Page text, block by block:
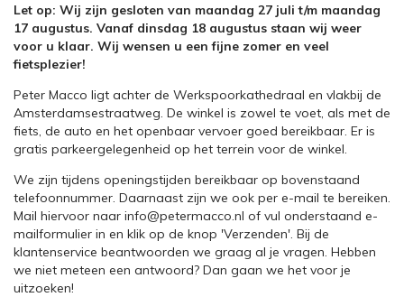
Let op: Wij zijn gesloten van maandag 27 juli t/m maandag
17 augustus. Vanaf dinsdag 18 augustus staan wij weer
voor u klaar. Wij wensen u een fijne zomer en veel
fietsplezier!
Peter Macco ligt achter de Werkspoorkathedraal en vlakbij de
Amsterdamsestraatweg. De winkel is zowel te voet, als met de
fiets, de auto en het openbaar vervoer goed bereikbaar. Er is
gratis parkeergelegenheid op het terrein voor de winkel.
We zijn tijdens openingstijden bereikbaar op bovenstaand
telefoonnummer. Daarnaast zijn we ook per e-mail te bereiken.
Mail hiervoor naar info@petermacco.nl of vul onderstaand e-
mailformulier in en klik op de knop 'Verzenden'. Bij de
klantenservice beantwoorden we graag al je vragen. Hebben
we niet meteen een antwoord? Dan gaan we het voor je
uitzoeken!